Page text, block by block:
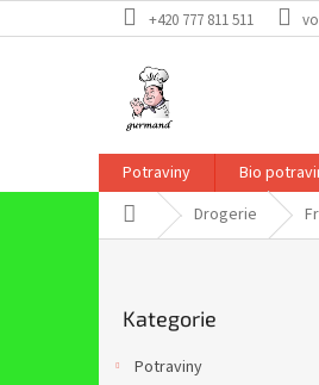
na
+420 777 811 511
Potraviny Bio
Domů Drogerie
kategorie
Kategorie
Potraviny